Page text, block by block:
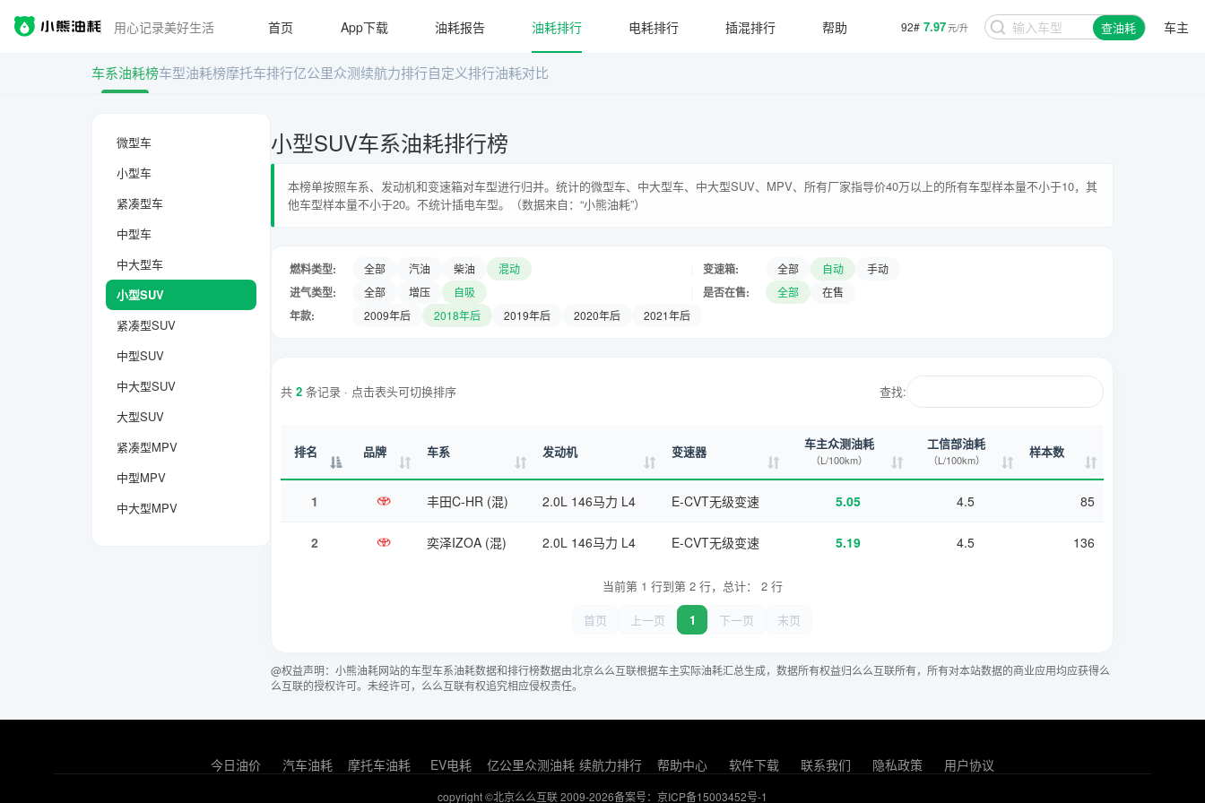
用心记录美好生活 92# 7.97元/升 查油耗 车主
首页 App下载 油耗报告 油耗排行 电耗排行 插混排行 帮助
车系油耗榜车型油耗榜摩托车排行亿公里众测续航力排行自定义排行油耗对比
微型车
小型车
紧凑型车
中型车
中大型车
小型SUV
紧凑型SUV
中型SUV
中大型SUV
大型SUV
紧凑型MPV
中型MPV
中大型MPV
小型SUV车系油耗排行榜
本榜单按照车系、发动机和变速箱对车型进行归并。统计的微型车、中大型车、中大型SUV、MPV、所有厂家指导价40万以上的所有车型样本量不小于10，其
他车型样本量不小于20。不统计插电车型。（数据来自：“小熊油耗”）
燃料类型: 全部 汽油 柴油 混动 变速箱: 全部 自动 手动
进气类型: 全部 增压 自吸 是否在售: 全部 在售
年款: 2009年后 2018年后 2019年后 2020年后 2021年后
共 2 条记录 · 点击表头可切换排序 查找:
排名 品牌 车系 发动机 变速器 车主众测油耗
（L/100km）
工信部油耗
（L/100km） 样本数
1 丰田C-HR (混) 2.0L 146马力 L4 E-CVT无级变速 5.05 4.5 85
2 奕泽IZOA (混) 2.0L 146马力 L4 E-CVT无级变速 5.19 4.5 136
当前第 1 行到第 2 行，总计： 2 行
首页
上一页 1 下一页 末页
@权益声明：小熊油耗网站的车型车系油耗数据和排行榜数据由北京么么互联根据车主实际油耗汇总生成，数据所有权益归么么互联所有，所有对本站数据的商业应用均应获得么
么互联的授权许可。未经许可，么么互联有权追究相应侵权责任。
今日油价 汽车油耗 摩托车油耗 EV电耗 亿公里众测油耗 续航力排行 帮助中心 软件下载 联系我们 隐私政策 用户协议
copyright ©北京么么互联 2009-2026备案号：京ICP备15003452号-1